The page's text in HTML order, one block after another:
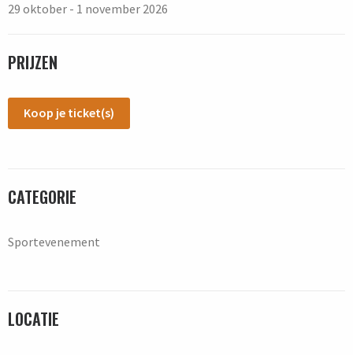
29 oktober - 1 november 2026
PRIJZEN
Koop je ticket(s)
CATEGORIE
Sportevenement
LOCATIE